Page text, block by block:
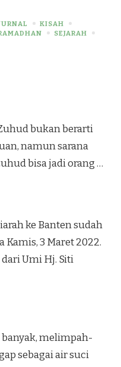
KISAH
SEJARAH
bukan berarti
namun sarana
bisa jadi orang …
ke Banten sudah
Kamis, 3 Maret 2022.
Umi Hj. Siti
sebagai air suci